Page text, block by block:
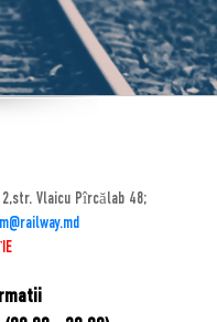
Vlaicu Pîrcălab 48;